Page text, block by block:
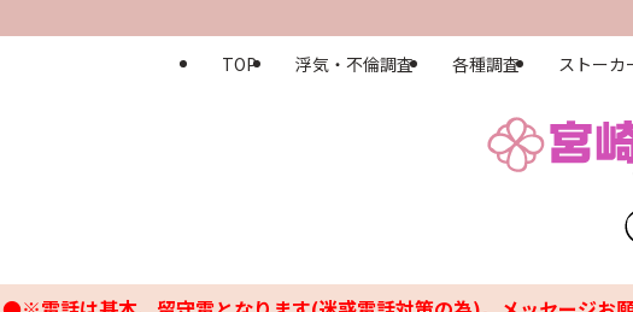
TOP 浮気・不倫調査 各種調査 ストーカ